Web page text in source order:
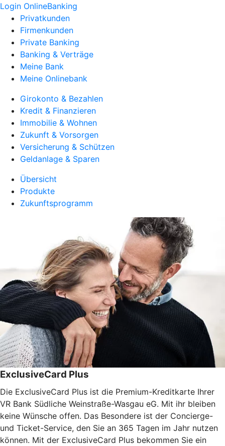
Login OnlineBanking
Privatkunden
Firmenkunden
Private Banking
Banking & Verträge
Meine Bank
Meine Onlinebank
Girokonto & Bezahlen
Kredit & Finanzieren
Immobilie & Wohnen
Zukunft & Vorsorgen
Versicherung & Schützen
Geldanlage & Sparen
Übersicht
Produkte
Zukunftsprogramm
ExclusiveCard Plus
Die ExclusiveCard Plus ist die Premium-Kreditkarte Ihrer
VR Bank Südliche Weinstraße-Wasgau eG. Mit ihr bleiben
keine Wünsche offen. Das Besondere ist der Concierge-
und Ticket-Service, den Sie an 365 Tagen im Jahr nutzen
können. Mit der ExclusiveCard Plus bekommen Sie ein